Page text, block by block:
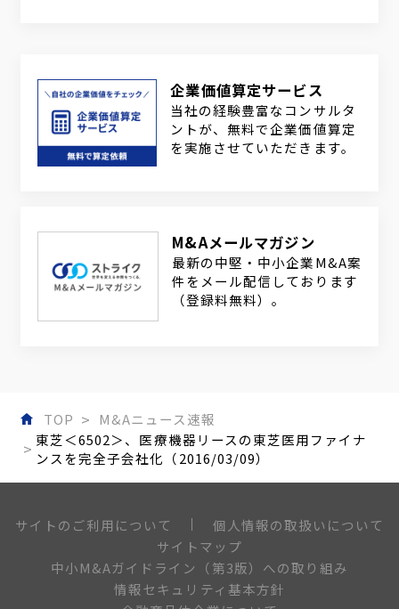
企業価値算定サービス
当社の経験豊富なコンサルタ
ントが、無料で企業価値算定
を実施させていただきます。
M&Aメールマガジン
最新の中堅・中小企業M&A案
件をメール配信しております
（登録料無料）。
TOP
M&Aニュース速報
東芝＜6502＞、医療機器リースの東芝医用ファイナ
ンスを完全子会社化（2016/03/09）
サイトのご利用について
個人情報の取扱いについて
サイトマップ
中小M&Aガイドライン（第3版）への取り組み
情報セキュリティ基本方針